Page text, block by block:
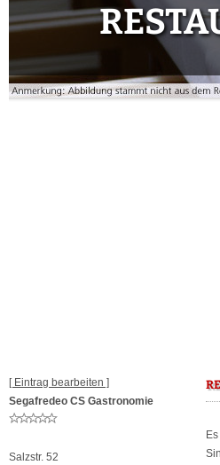
[ Eintrag bearbeiten ]
Segafredeo CS Gastronomie
Salzstr. 52